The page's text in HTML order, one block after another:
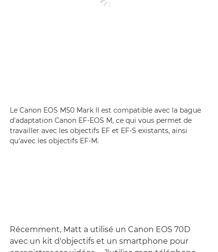
Le Canon EOS M50 Mark II est compatible avec la bague
d'adaptation Canon EF-EOS M, ce qui vous permet de
travailler avec les objectifs EF et EF-S existants, ainsi
qu'avec les objectifs EF-M.
Récemment, Matt a utilisé un Canon EOS 70D
avec un kit d'objectifs et un smartphone pour